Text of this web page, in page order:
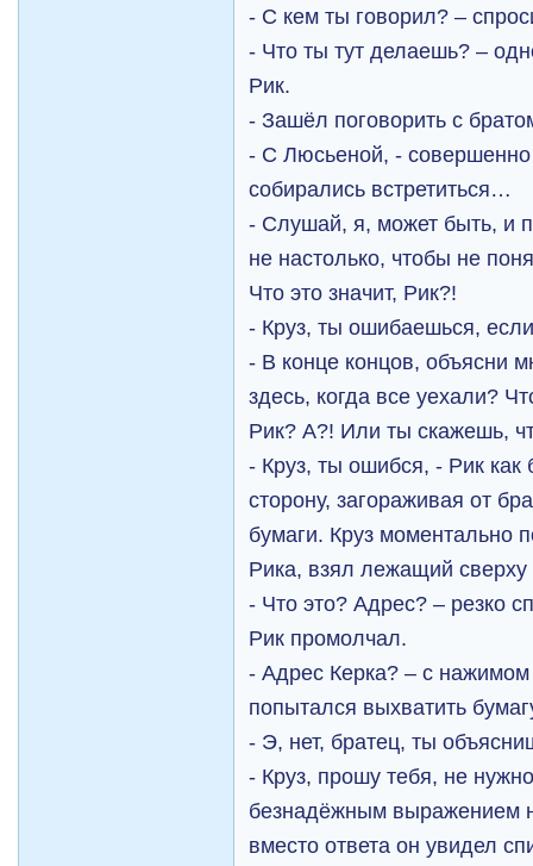
- С кем ты говорил? –
- Что ты тут делаешь? –
Рик.
- Зашёл поговорить с
- С Люсьеной, -
собирались встретиться…
- Слушай, я, может быть, и
не настолько, чтобы не
Что это значит, Рик?!
- Круз, ты ошибаешься,
- В конце концов, объясни
здесь, когда все уехали?
Рик? А?! Или ты скажешь,
- Круз, ты ошибся, - Рик
сторону, загораживая от
бумаги. Круз моментально
Рика, взял лежащий сверху
- Что это? Адрес? – резко
Рик промолчал.
- Адрес Керка? – с
попытался выхватить
- Э, нет, братец, ты
- Круз, прошу тебя, не
безнадёжным выражением
вместо ответа он увидел